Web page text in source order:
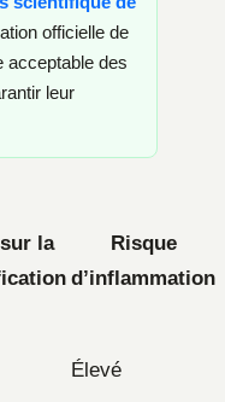
officielle de
acceptable des
leur
la
Risque
d’inflammation
Élevé